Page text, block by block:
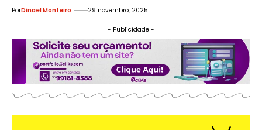
PorDinael Monteiro 29 novembro, 2025
- Publicidade -